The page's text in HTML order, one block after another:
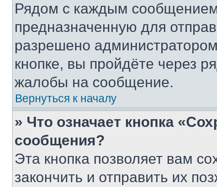
Рядом с каждым сообщением
предназначенную для
разрешено
кнопке, вы пройдёте через
жалобы на сообщение.
Вернуться к началу
» Что означает кнопка
сообщения?
Эта кнопка позволяет вам
закончить и отправить их